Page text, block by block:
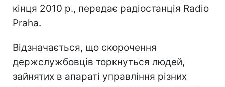
кінця 2010 р., передає радіостанція Radio
Praha.
Відзначається, що скорочення
держслужбовців торкнуться людей,
зайнятих в апараті управління різних